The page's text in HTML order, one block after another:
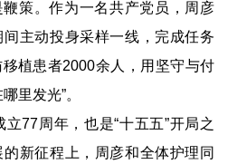
策。作为一名共产党员，周彦
主动投身采样一线，完成任务
植患者2000余人，用坚守与付
里发光”。
77周年，也是“十五五”开局之
新征程上，周彦和全体护理同